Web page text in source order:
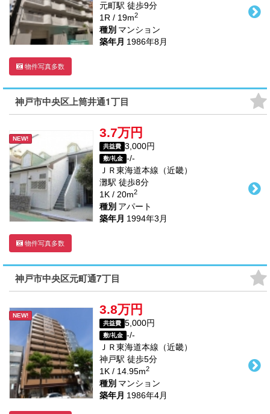
物件写真多数
元町駅 徒歩9分
1R / 19m2
種別 マンション
築年月 1986年8月
神戸市中央区上筒井通1丁目
NEW!
物件写真多数
3.7万円
共益費 3,000円
敷/礼金 -/-
ＪＲ東海道本線（近畿）
灘駅 徒歩8分
1K / 20m2
種別 アパート
築年月 1994年3月
神戸市中央区元町通7丁目
NEW! 3.8万円
共益費 5,000円
敷/礼金 -/-
ＪＲ東海道本線（近畿）
神戸駅 徒歩5分
1K / 14.95m2
種別 マンション
築年月 1986年4月